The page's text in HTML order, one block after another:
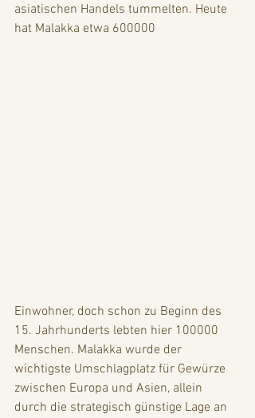
asiatischen Handels tummelten. Heute
hat Malakka etwa 600000
Einwohner, doch schon zu Beginn des
15. Jahrhunderts lebten hier 100000
Menschen. Malakka wurde der
wichtigste Umschlagplatz für Gewürze
zwischen Europa und Asien, allein
durch die strategisch günstige Lage an